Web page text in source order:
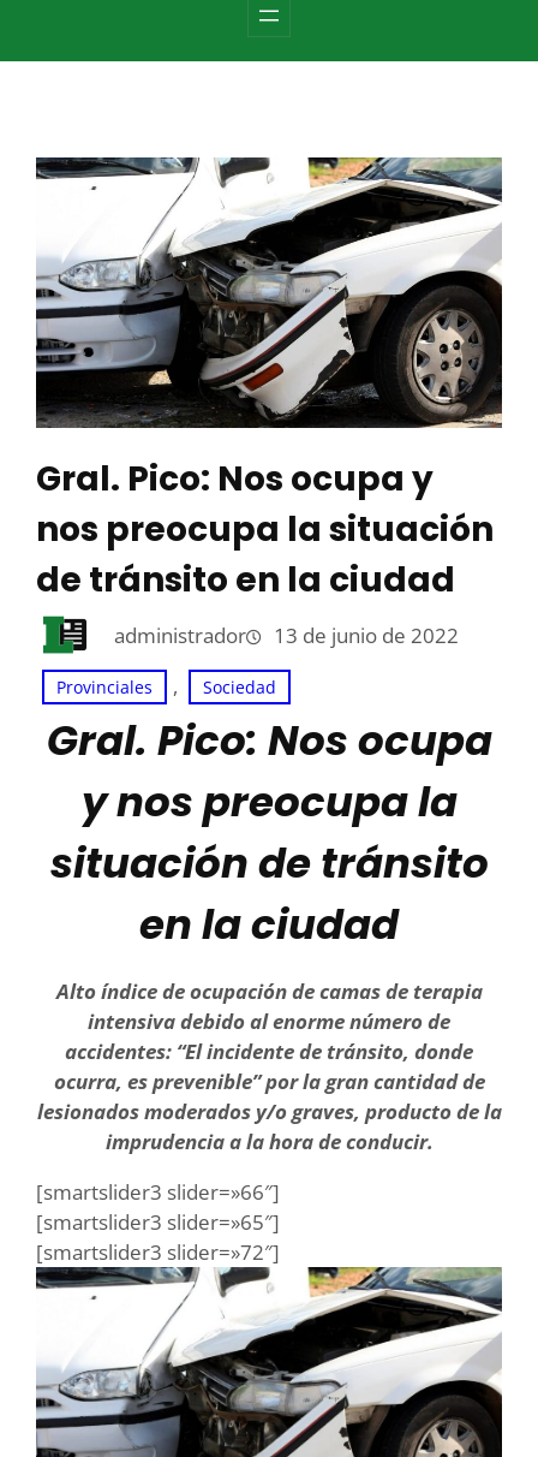
Gral. Pico: Nos ocupa y
nos preocupa la situación
de tránsito en la ciudad
administrador 13 de junio de 2022
Provinciales , Sociedad
Gral. Pico: Nos ocupa
y nos preocupa la
situación de tránsito
en la ciudad
Alto índice de ocupación de camas de terapia
intensiva debido al enorme número de
accidentes: “El incidente de tránsito, donde
ocurra, es prevenible” por la gran cantidad de
lesionados moderados y/o graves, producto de la
imprudencia a la hora de conducir.
[smartslider3 slider=»66″]
[smartslider3 slider=»65″]
[smartslider3 slider=»72″]